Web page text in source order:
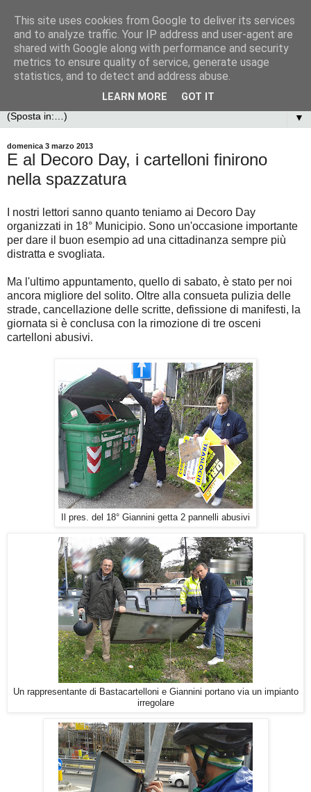
▼
domenica 3 marzo 2013
E al Decoro Day, i cartelloni finirono
nella spazzatura
I nostri lettori sanno quanto teniamo ai Decoro Day
organizzati in 18° Municipio. Sono un'occasione importante
per dare il buon esempio ad una cittadinanza sempre più
distratta e svogliata.
Ma l'ultimo appuntamento, quello di sabato, è stato per noi
ancora migliore del solito. Oltre alla consueta pulizia delle
strade, cancellazione delle scritte, defissione di manifesti, la
giornata si è conclusa con la rimozione di tre osceni
cartelloni abusivi.
Il pres. del 18° Giannini getta 2 pannelli abusivi
Un rappresentante di Bastacartelloni e Giannini portano via un impianto
irregolare
This site uses cookies from Google to deliver its services
and to analyze traffic. Your IP address and user-agent are
shared with Google along with performance and security
metrics to ensure quality of service, generate usage
statistics, and to detect and address abuse.
LEARN MORE GOT IT